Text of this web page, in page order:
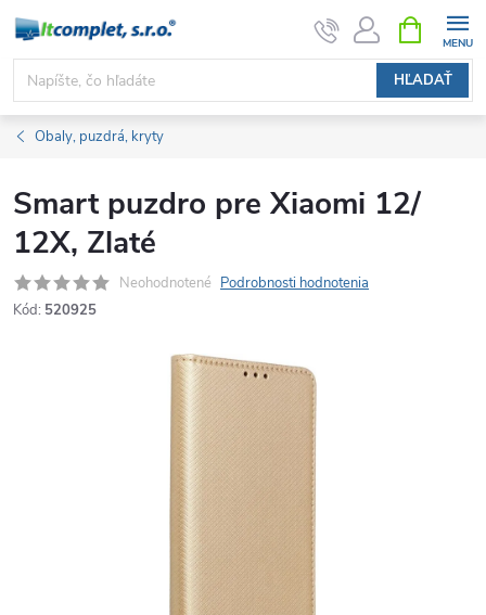
Prejsť
obsah
HĽADAŤ
KOŠÍK
Obaly, puzdrá, kryty
Smart puzdro pre Xiaomi 12/
12X, Zlaté
Neohodnotené Podrobnosti hodnotenia
Kód: 520925